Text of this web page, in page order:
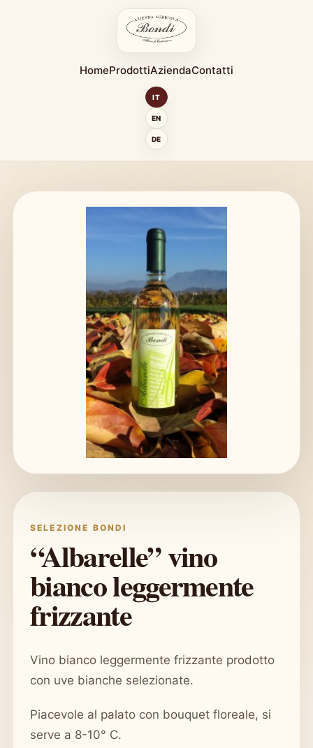
HomeProdottiAziendaContatti
IT
EN
DE
SELEZIONE BONDI
“Albarelle” vino
bianco leggermente
frizzante
Vino bianco leggermente frizzante prodotto
con uve bianche selezionate.
Piacevole al palato con bouquet floreale, si
serve a 8-10° C.